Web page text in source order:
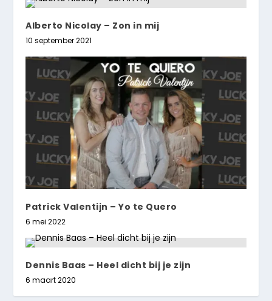
Alberto Nicolay – Zon in mij
10 september 2021
Patrick Valentijn – Yo te Quero
6 mei 2022
Dennis Baas – Heel dicht bij je zijn
6 maart 2020